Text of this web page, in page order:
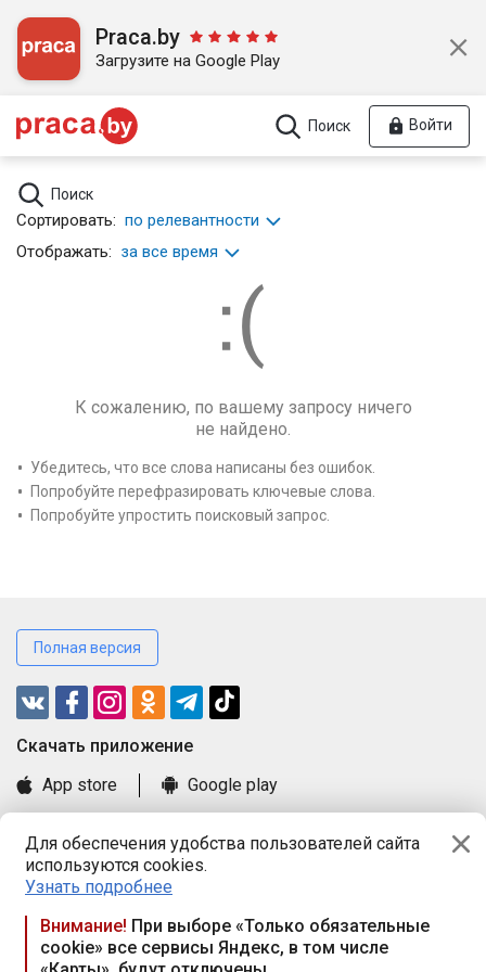
Для обеспечения удобства пользователей сайта
используются cookies.
Узнать подробнее
Внимание! При выборе «Только обязательные
cookie» все сервисы Яндекс, в том числе
Praca.by
Загрузите на Google Play
Поиск Войти
Поиск
Сортировать: по релевантности
Отображать: за все время
К сожалению, по вашему запросу ничего
не найдено.
Убедитесь, что все слова написаны без ошибок.
Попробуйте перефразировать ключевые слова.
Попробуйте упростить поисковый запрос.
Полная версия
Cкачать приложение
App store
Google play
Книга замечаний и предложений
Правила и документы
Praca.by © 2000—2026, ООО «ПРАЦА БАЙ»
Республика Беларусь, 220114, г. Минск, пр-т Независимости
117а, пом. № 9.